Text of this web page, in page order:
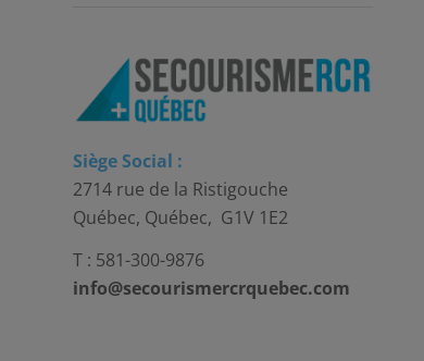
Siège Social :
2714 rue de la Ristigouche
Québec, Québec, G1V 1E2
T : 581-300-9876
info@secourismercrquebec.com